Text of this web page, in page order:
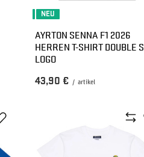
NEU
AYRTON SENNA F1 2026
HERREN T-SHIRT DOUBLE S
LOGO
43,90 € / artikel